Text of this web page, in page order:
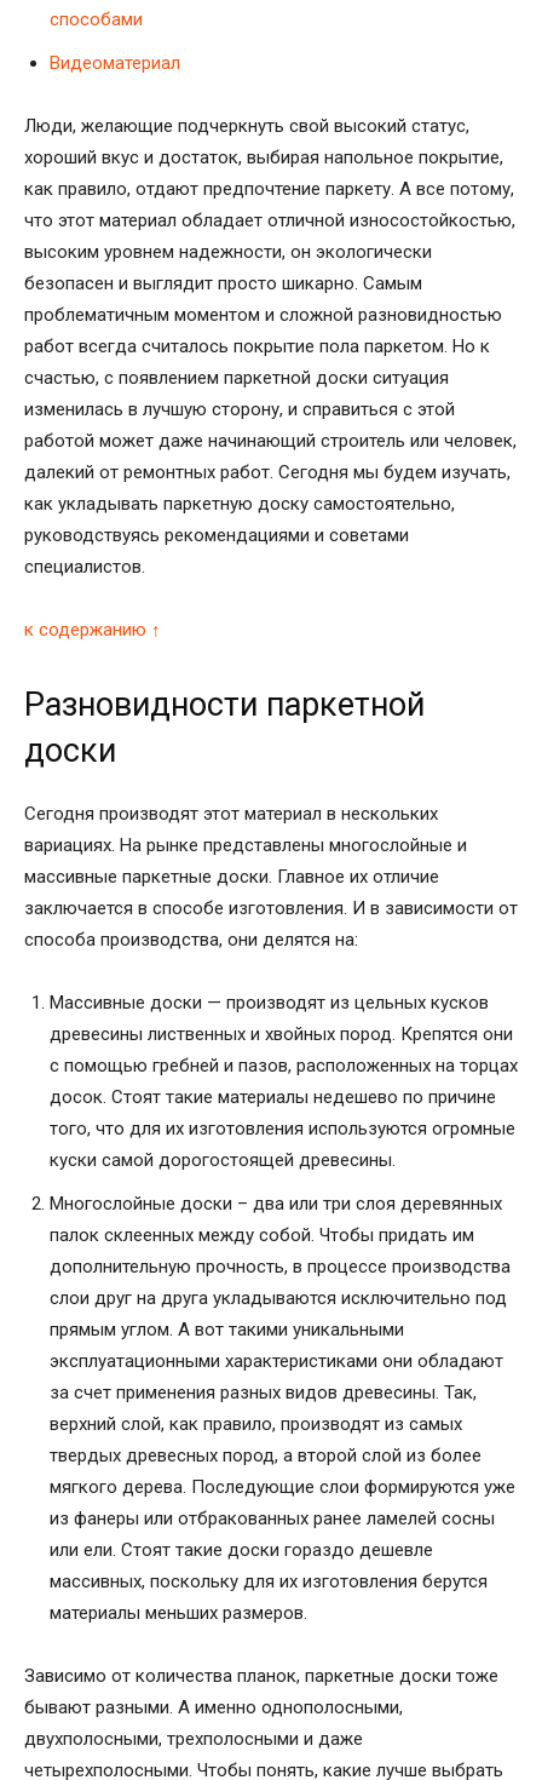
способами
Видеоматериал
Люди, желающие подчеркнуть свой высокий статус,
хороший вкус и достаток, выбирая напольное покрытие,
как правило, отдают предпочтение паркету. А все потому,
что этот материал обладает отличной износостойкостью,
высоким уровнем надежности, он экологически
безопасен и выглядит просто шикарно. Самым
проблематичным моментом и сложной разновидностью
работ всегда считалось покрытие пола паркетом. Но к
счастью, с появлением паркетной доски ситуация
изменилась в лучшую сторону, и справиться с этой
работой может даже начинающий строитель или человек,
далекий от ремонтных работ. Сегодня мы будем изучать,
как укладывать паркетную доску самостоятельно,
руководствуясь рекомендациями и советами
специалистов.
к содержанию ↑
Разновидности паркетной
доски
Сегодня производят этот материал в нескольких
вариациях. На рынке представлены многослойные и
массивные паркетные доски. Главное их отличие
заключается в способе изготовления. И в зависимости от
способа производства, они делятся на:
Массивные доски — производят из цельных кусков
древесины лиственных и хвойных пород. Крепятся они
с помощью гребней и пазов, расположенных на торцах
досок. Стоят такие материалы недешево по причине
того, что для их изготовления используются огромные
куски самой дорогостоящей древесины.
Многослойные доски – два или три слоя деревянных
палок склеенных между собой. Чтобы придать им
дополнительную прочность, в процессе производства
слои друг на друга укладываются исключительно под
прямым углом. А вот такими уникальными
эксплуатационными характеристиками они обладают
за счет применения разных видов древесины. Так,
верхний слой, как правило, производят из самых
твердых древесных пород, а второй слой из более
мягкого дерева. Последующие слои формируются уже
из фанеры или отбракованных ранее ламелей сосны
или ели. Стоят такие доски гораздо дешевле
массивных, поскольку для их изготовления берутся
материалы меньших размеров.
Зависимо от количества планок, паркетные доски тоже
бывают разными. А именно однополосными,
двухполосными, трехполосными и даже
четырехполосными. Чтобы понять, какие лучше выбрать